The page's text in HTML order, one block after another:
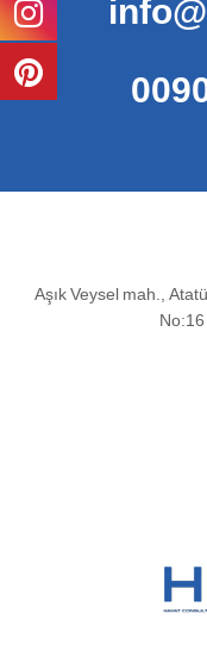
Aşık Veysel mah.,